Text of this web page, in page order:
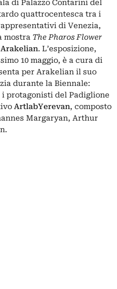
di Palazzo Contarini del
quattrocentesca tra i
di Venezia,
mostra The Pharos Flower
. L’esposizione,
10 maggio, è a cura di
per Arakelian il suo
durante la Biennale:
protagonisti del Padiglione
ArtlabYerevan, composto
Margaryan, Arthur